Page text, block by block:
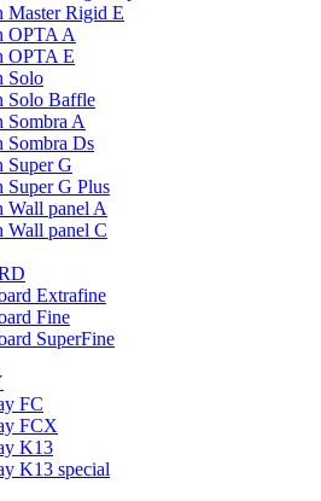
Master Rigid E
OPTA A
OPTA E
Solo
Solo Baffle
Sombra A
Sombra Ds
Super G
Super G Plus
Wall panel A
Wall panel C
Extrafine
Fine
SuperFine
FC
FCX
K13
K13 special